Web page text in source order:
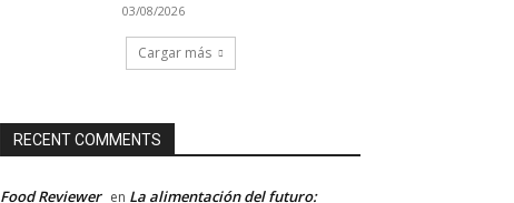
03/08/2026
Cargar más
RECENT COMMENTS
Food Reviewer en La alimentación del futuro: